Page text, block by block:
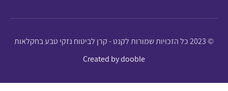
© 2023 כל הזכויות שמורות לקנט - קרן לביטוח נזקי טבע בחקלאות
Created by dooble